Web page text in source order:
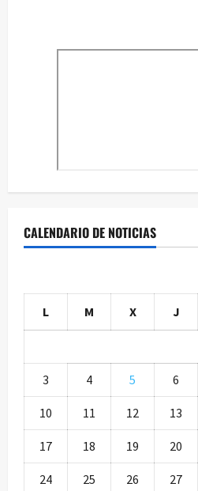
CALENDARIO DE NOTICIAS
L M X J
3 4 5 6
10 11 12 13
17 18 19 20
24 25 26 27